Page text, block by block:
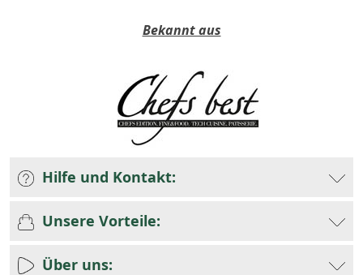
Bekannt aus
Hilfe und Kontakt:
Unsere Vorteile:
Über uns: